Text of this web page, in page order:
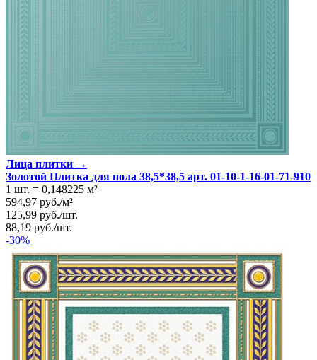
Лица плитки →
Золотой Плитка для пола 38,5*38,5 арт. 01-10-1-16-01-71-910
1 шт. = 0,148225 м²
594,97 руб./м²
125,99 руб./шт.
88,19 руб./шт.
-30%